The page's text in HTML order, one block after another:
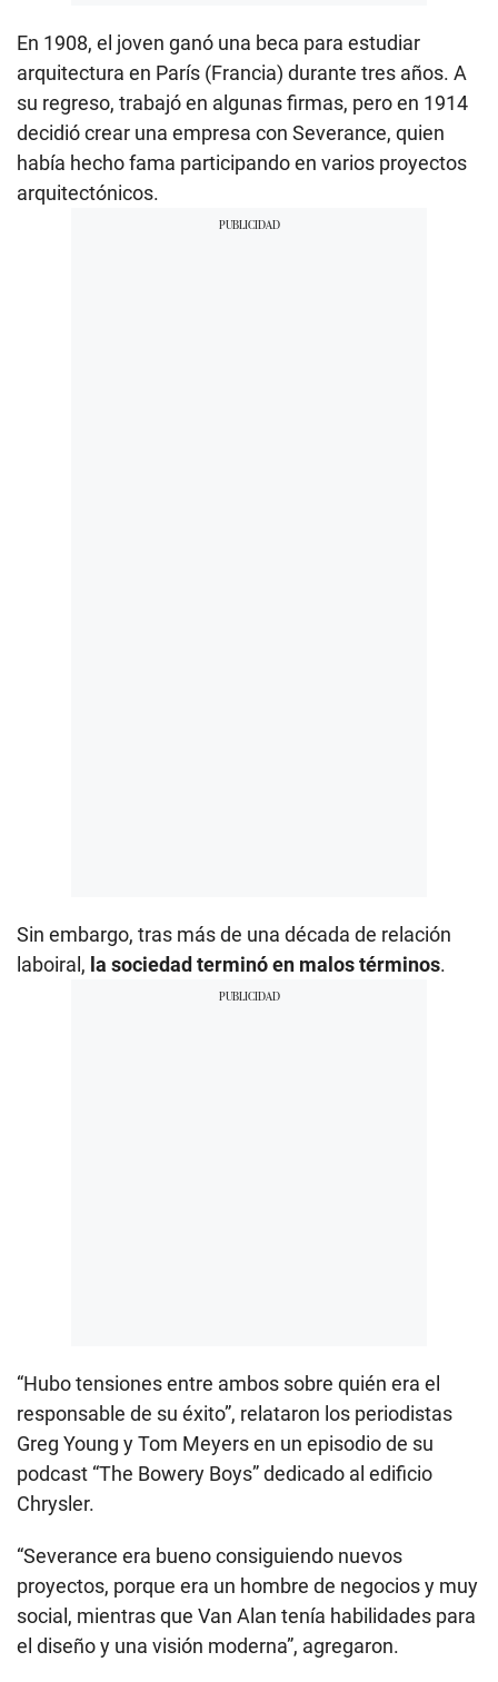
En 1908, el joven ganó una beca para estudiar
arquitectura en París (Francia) durante tres años. A
su regreso, trabajó en algunas firmas, pero en 1914
decidió crear una empresa con Severance, quien
había hecho fama participando en varios proyectos
arquitectónicos.
Sin embargo, tras más de una década de relación
laboiral, la sociedad terminó en malos términos.
“Hubo tensiones entre ambos sobre quién era el
responsable de su éxito”, relataron los periodistas
Greg Young y Tom Meyers en un episodio de su
podcast “The Bowery Boys” dedicado al edificio
Chrysler.
“Severance era bueno consiguiendo nuevos
proyectos, porque era un hombre de negocios y muy
social, mientras que Van Alan tenía habilidades para
el diseño y una visión moderna”, agregaron.